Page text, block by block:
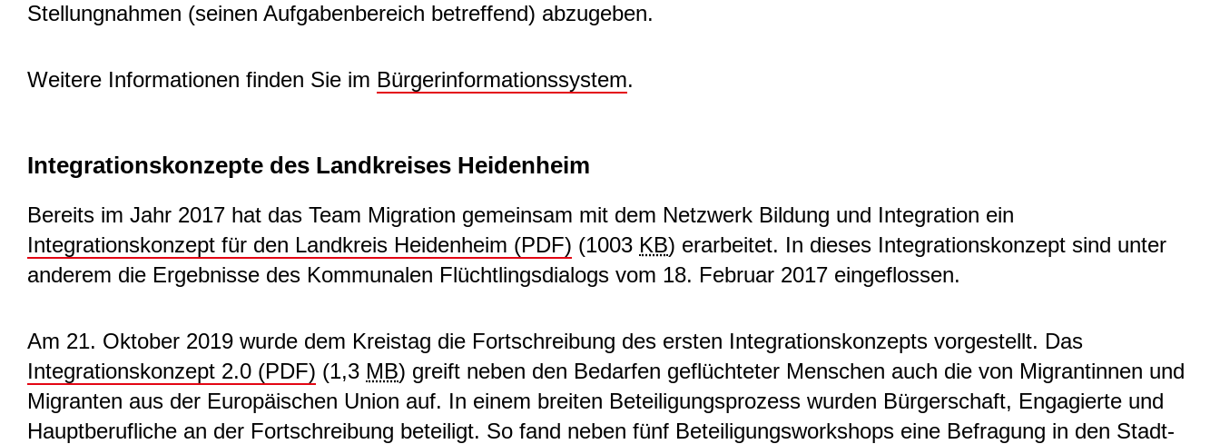
Stellungnahmen (seinen Aufgabenbereich betreffend) abzugeben.
Weitere Informationen finden Sie im Bürgerinformationssystem.
Integrationskonzepte des Landkreises Heidenheim
Bereits im Jahr 2017 hat das Team Migration gemeinsam mit dem Netzwerk Bildung und Integration ein
Integrationskonzept für den Landkreis Heidenheim (PDF) (1003 KB) erarbeitet. In dieses Integrationskonzept sind unter
anderem die Ergebnisse des Kommunalen Flüchtlingsdialogs vom 18. Februar 2017 eingeflossen.
Am 21. Oktober 2019 wurde dem Kreistag die Fortschreibung des ersten Integrationskonzepts vorgestellt. Das
Integrationskonzept 2.0 (PDF) (1,3 MB) greift neben den Bedarfen geflüchteter Menschen auch die von Migrantinnen und
Migranten aus der Europäischen Union auf. In einem breiten Beteiligungsprozess wurden Bürgerschaft, Engagierte und
Hauptberufliche an der Fortschreibung beteiligt. So fand neben fünf Beteiligungsworkshops eine Befragung in den Stadt-